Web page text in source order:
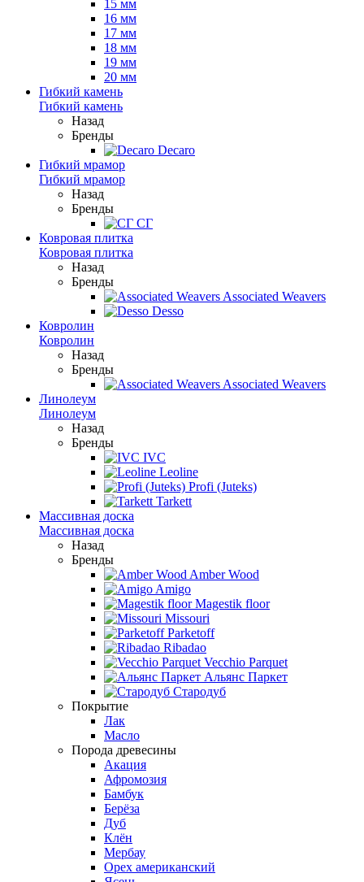
15 мм
16 мм
17 мм
18 мм
19 мм
20 мм
Гибкий камень
Гибкий камень
Назад
Бренды
Decaro
Гибкий мрамор
Гибкий мрамор
Назад
Бренды
СГ
Ковровая плитка
Ковровая плитка
Назад
Бренды
Associated Weavers
Desso
Ковролин
Ковролин
Назад
Бренды
Associated Weavers
Линолеум
Линолеум
Назад
Бренды
IVC
Leoline
Profi (Juteks)
Tarkett
Массивная доска
Массивная доска
Назад
Бренды
Amber Wood
Amigo
Magestik floor
Missouri
Parketoff
Ribadao
Vecchio Parquet
Альянс Паркет
Стародуб
Покрытие
Лак
Масло
Порода древесины
Акация
Афромозия
Бамбук
Берёза
Дуб
Клён
Мербау
Орех американский